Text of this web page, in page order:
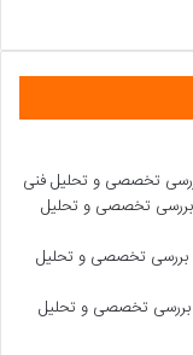
تخصصی و تحلیل فنی
تخصصی و تحلیل
بررسی تخصصی و تحلیل
بررسی تخصصی و تحلیل